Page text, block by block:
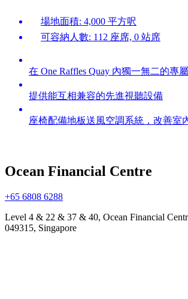
場地面積: 4,000 平方呎
可容納人數: 112 座席, 0 站席
在 One Raffles Quay 內獨一無二的專
提供能互相兼容的先進視聽設備
座椅配備地板送風空調系統，改善室
Ocean Financial Centre
+65 6808 6288
Level 4 & 22 & 37 & 40, Ocean Financial
049315, Singapore